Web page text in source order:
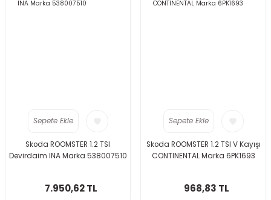
Sepete Ekle
Skoda ROOMSTER 1.2 TSI
Devirdaim INA Marka 538007510
7.950,62 TL
Sepete Ekle
Skoda ROOMSTER 1.2 TSI V Kayışı
CONTINENTAL Marka 6PK1693
968,83 TL